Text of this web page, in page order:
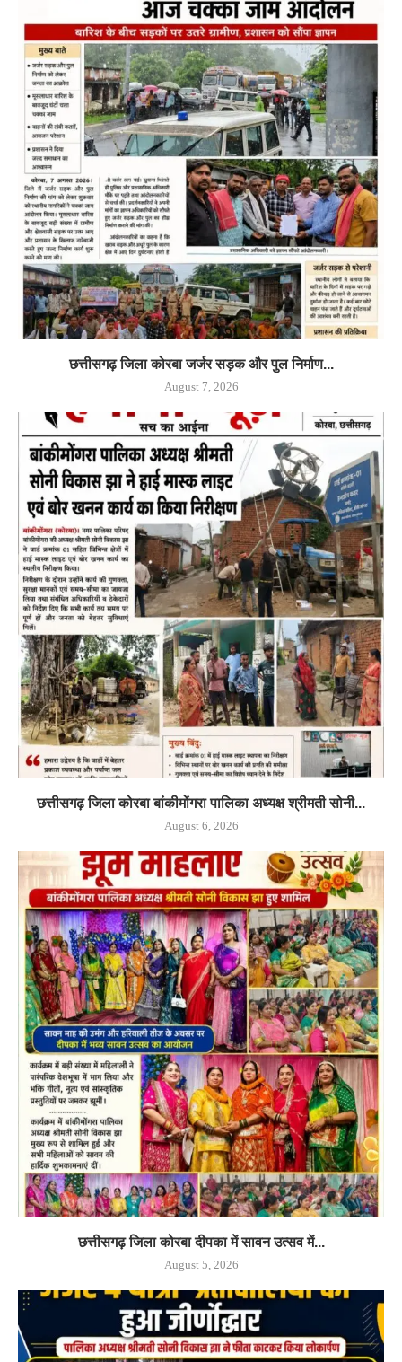
छत्तीसगढ़ जिला कोरबा जर्जर सड़क और पुल निर्माण...
August 7, 2026
छत्तीसगढ़ जिला कोरबा बांकीमोंगरा पालिका अध्यक्ष श्रीमती सोनी...
August 6, 2026
छत्तीसगढ़ जिला कोरबा दीपका में सावन उत्सव में...
August 5, 2026